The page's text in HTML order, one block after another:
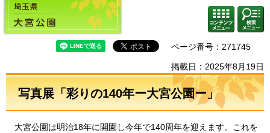
埼玉県 大宮公園
コンテ
ンツメ
ニュー
検索・
共通メ
ニュー
ページ番号：271745
掲載日：2025年8月19日
写真展「彩りの140年ー大宮公園ー」
大宮公園は明治18年に開園し今年で140周年を迎えます。これを